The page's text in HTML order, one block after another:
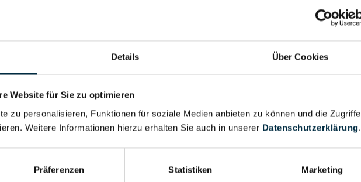
Details Über Cookies
Website für Sie zu optimieren
zu personalisieren, Funktionen für soziale Medien anbieten zu können und die Zugriffe
Weitere Informationen hierzu erhalten Sie auch in unserer Datenschutzerklärung.
Präferenzen Statistiken Marketing